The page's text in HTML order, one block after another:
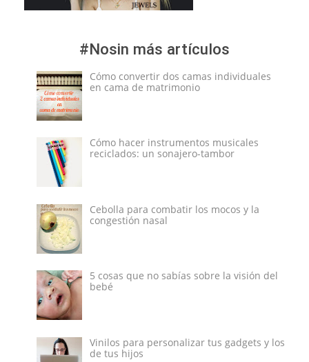
#Nosin más artículos
Cómo convertir dos camas individuales
en cama de matrimonio
Cómo hacer instrumentos musicales
reciclados: un sonajero-tambor
Cebolla para combatir los mocos y la
congestión nasal
5 cosas que no sabías sobre la visión del
bebé
Vinilos para personalizar tus gadgets y los
de tus hijos